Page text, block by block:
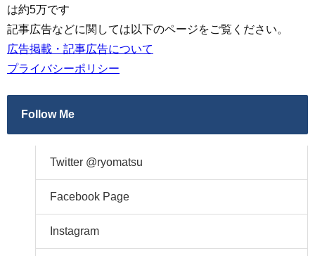
は約5万です
記事広告などに関しては以下のページをご覧ください。
広告掲載・記事広告について
プライバシーポリシー
Follow Me
Twitter @ryomatsu
Facebook Page
Instagram